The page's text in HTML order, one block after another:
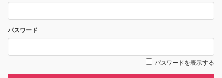
パスワード
パスワードを表示する